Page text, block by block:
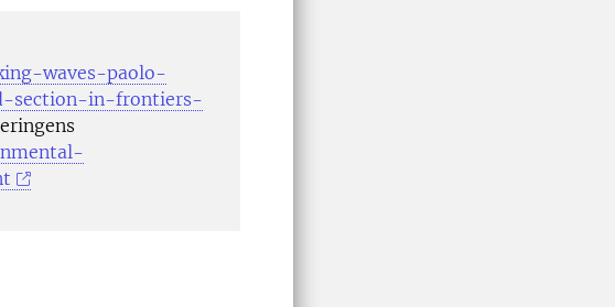
waves-paolo-
section-in-frontiers-